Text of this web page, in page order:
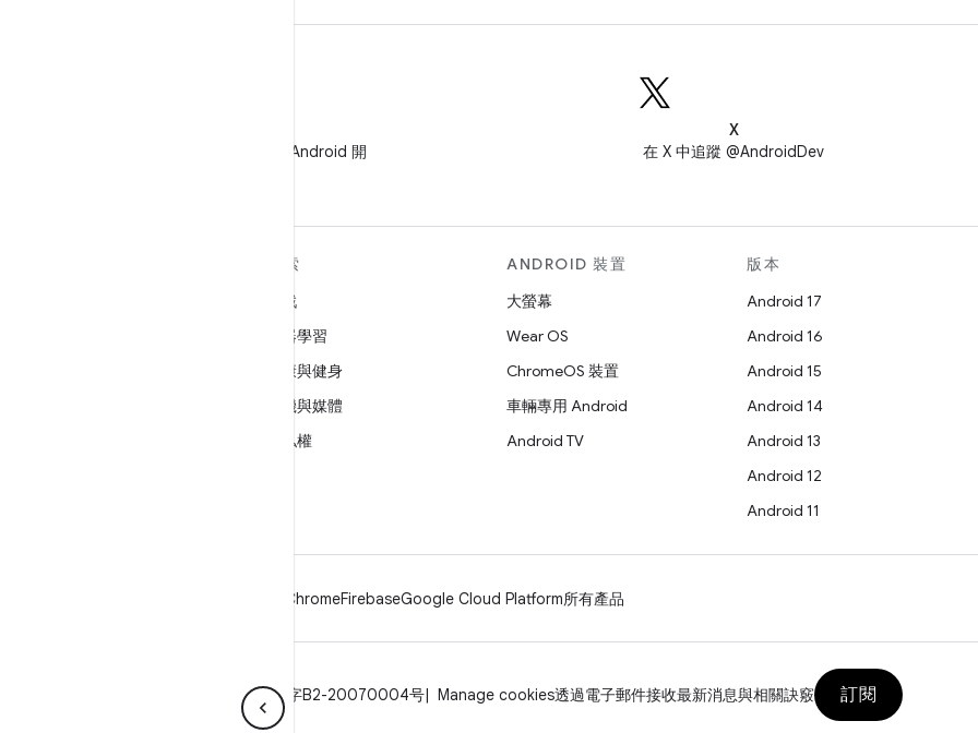
在 WeChat 上追蹤 Android 開
X
在 X 中追蹤 @AndroidDev
探索
遊戲
機器學習
健康與健身
相機與媒體
隱私權
ANDROID 裝置
大螢幕
Wear OS
ChromeOS 裝置
車輛專用 Android
Android TV
版本
Android 17
Android 16
Android 15
Android 14
Android 13
Android 12
Android 11
ChromeFirebaseGoogle Cloud Platform所有產品
ICP证合字B2-20070004号 Manage cookies透過電子郵件接收最新消息與相關訣竅 訂閱